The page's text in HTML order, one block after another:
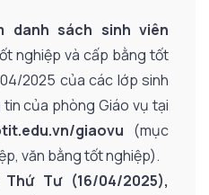
danh sách sinh viên
nghiệp và cấp bằng tốt
2025 của các lớp sinh
của phòng Giáo vụ tại
giaovu (mục
văn bằng tốt nghiệp).
Tư (16/04/2025),